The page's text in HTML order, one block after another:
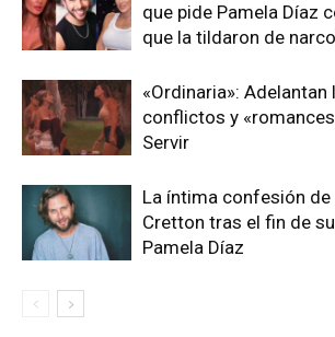
que pide Pamela Díaz
que la tildaron de
«Ordinaria»:
conflictos y
Servir
La íntima confesión de
Cretton tras el fin de
Pamela Díaz